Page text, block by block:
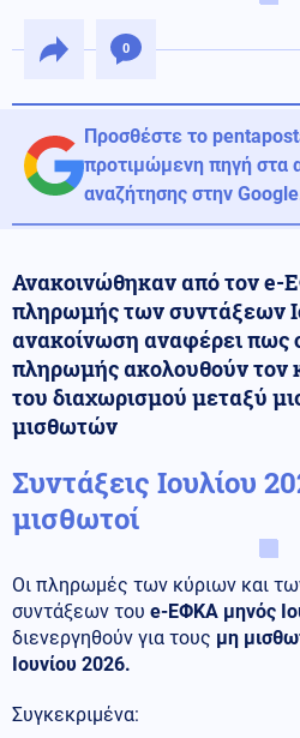
0
Προσθέστε το
προτιμώμενη πηγή στα
αναζήτησης στην
Ανακοινώθηκαν από τον e-
πληρωμής των συντάξεων
ανακοίνωση αναφέρει πως
πληρωμής ακολουθούν τον
του διαχωρισμού μεταξύ
μισθωτών
Συντάξεις Ιουλίου
μισθωτοί
Οι πληρωμές των κύριων και
συντάξεων του e-ΕΦΚΑ μηνός
διενεργηθούν για τους μη
Ιουνίου 2026.
Συγκεκριμένα: